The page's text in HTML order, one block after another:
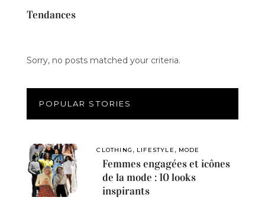
Tendances
Sorry, no posts matched your criteria.
POPULAR STORIES
CLOTHING , LIFESTYLE , MODE
Femmes engagées et icônes
de la mode : 10 looks
inspirants